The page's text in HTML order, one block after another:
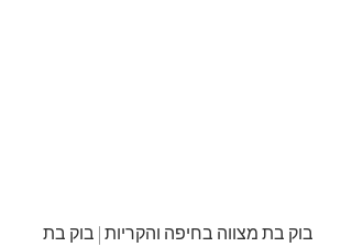
בוק בת מצווה בחיפה והקריות | בוק בת